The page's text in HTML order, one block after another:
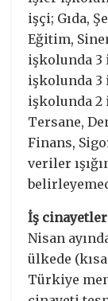
işçi; Gıda,
Eğitim,
işkolunda 3
işkolunda 3
işkolunda 2
Tersane,
Finans,
veriler
İş
Nisan
ülkede
Türkiye